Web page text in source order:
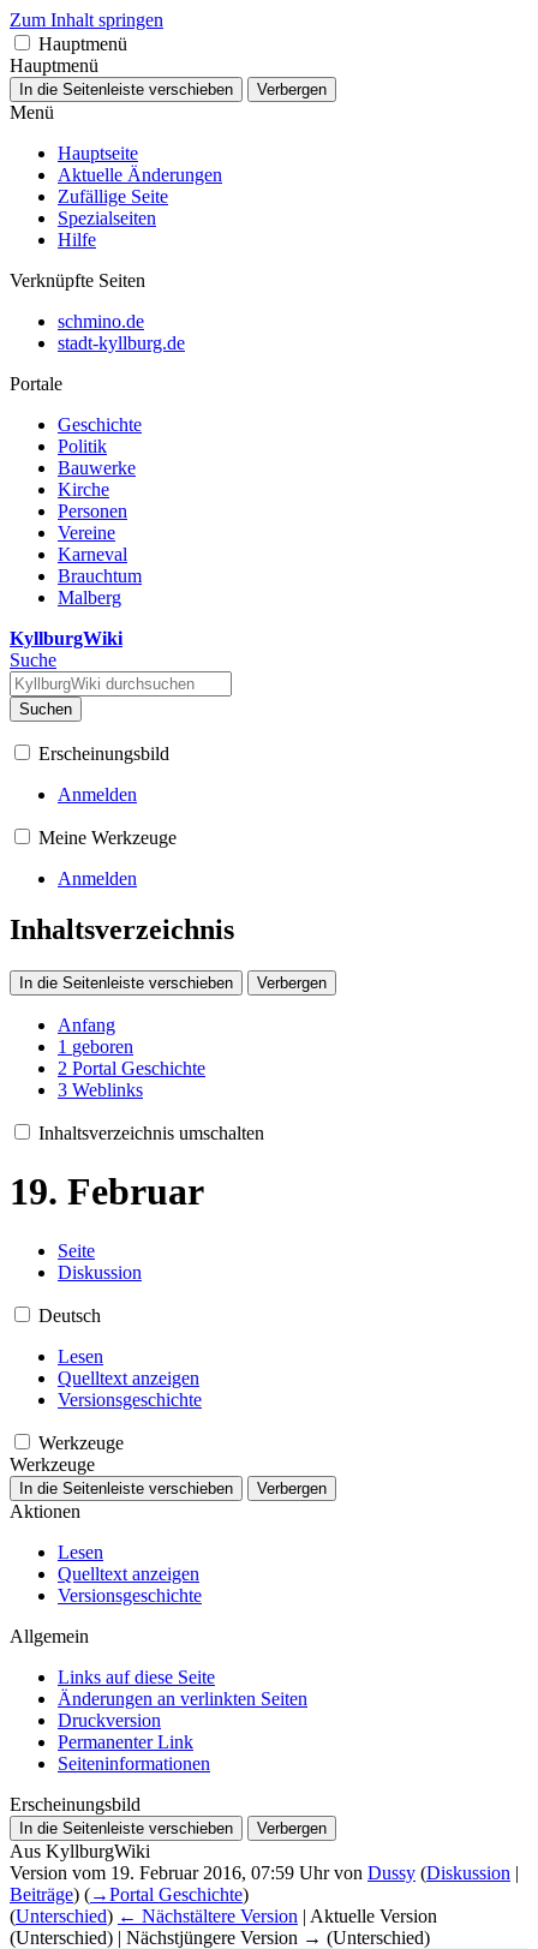
Zum Inhalt springen
Hauptmenü
Hauptmenü
In die Seitenleiste verschieben Verbergen
Menü
Hauptseite
Aktuelle Änderungen
Zufällige Seite
Spezialseiten
Hilfe
Verknüpfte Seiten
schmino.de
stadt-kyllburg.de
Portale
Geschichte
Politik
Bauwerke
Kirche
Personen
Vereine
Karneval
Brauchtum
Malberg
KyllburgWiki
Suche
Suchen
Erscheinungsbild
Anmelden
Meine Werkzeuge
Anmelden
Inhaltsverzeichnis
In die Seitenleiste verschieben Verbergen
Anfang
1 geboren
2 Portal Geschichte
3 Weblinks
Inhaltsverzeichnis umschalten
19. Februar
Seite
Diskussion
Deutsch
Lesen
Quelltext anzeigen
Versionsgeschichte
Werkzeuge
Werkzeuge
In die Seitenleiste verschieben Verbergen
Aktionen
Lesen
Quelltext anzeigen
Versionsgeschichte
Allgemein
Links auf diese Seite
Änderungen an verlinkten Seiten
Druckversion
Permanenter Link
Seiten­­informationen
Erscheinungsbild
In die Seitenleiste verschieben Verbergen
Aus KyllburgWiki
Version vom 19. Februar 2016, 07:59 Uhr von Dussy (Diskussion |
Beiträge) (→Portal Geschichte)
(Unterschied) ← Nächstältere Version | Aktuelle Version
(Unterschied) | Nächstjüngere Version → (Unterschied)